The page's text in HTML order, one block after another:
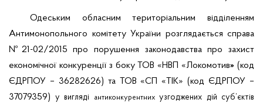
Одеським обласним територіальним відділенням
Антимонопольного комітету України розглядається справа
№21-02/2015 про порушення законодавства про захист
економічної конкуренції з боку
ТОВ «НВП «Локомотив» (код
ЄДРПОУ – 36282626) та ТОВ «СП «ТІК» (код ЄДРПОУ –
37079359) у вигляді антиконкурентнихузгоджених дій суб’єктів